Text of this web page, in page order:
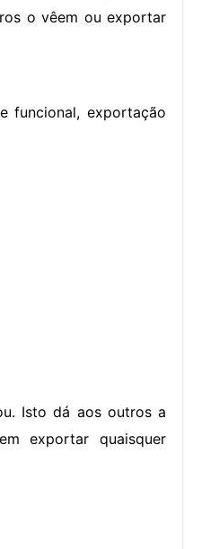
o vêem ou exportar
funcional, exportação
Isto dá aos outros a
exportar quaisquer